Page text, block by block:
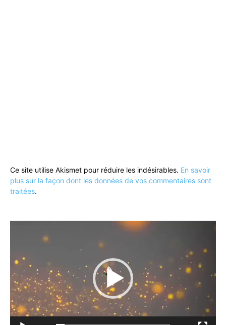
Ce site utilise Akismet pour réduire les indésirables. En savoir
plus sur la façon dont les données de vos commentaires sont
traitées.